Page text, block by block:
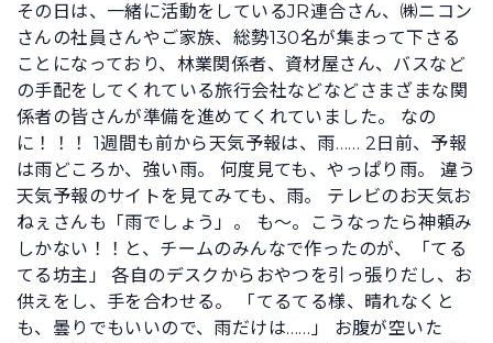
その日は、一緒に活動をしているJR連合さん、㈱ニコン
さんの社員さんやご家族、総勢130名が集まって下さる
ことになっており、林業関係者、資材屋さん、バスなど
の手配をしてくれている旅行会社などなどさまざまな関
係者の皆さんが準備を進めてくれていました。 なの
に！！！ 1週間も前から天気予報は、雨…… 2日前、予報
は雨どころか、強い雨。 何度見ても、やっぱり雨。 違う
天気予報のサイトを見てみても、雨。 テレビのお天気お
ねぇさんも「雨でしょう」。 も～。こうなったら神頼み
しかない！！と、チームのみんなで作ったのが、「てる
てる坊主」 各自のデスクからおやつを引っ張りだし、お
供えをし、手を合わせる。 「てるてる様、晴れなくと
も、曇りでもいいので、雨だけは……」 お腹が空いた